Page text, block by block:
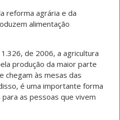
reforma agrária e da
alimentação
de 2006, a agricultura
produção da maior parte
chegam às mesas das
é uma importante forma
as pessoas que vivem